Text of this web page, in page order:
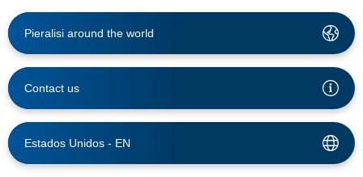
Pieralisi around the world
Contact us
Estados Unidos - EN